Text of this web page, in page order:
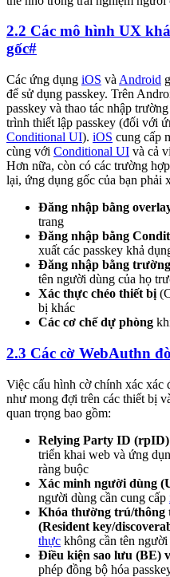
2.2 Các mô hình UX
gốc#
Các ứng dụng iOS và Android
để sử dụng passkey. Trên
passkey và thao tác nhập
trình thiết lập passkey (đối với
Conditional UI). iOS cung cấp
cùng với Conditional UI và cả
Hơn nữa, còn có các trường
lại, ứng dụng gốc của bạn phải
Đăng nhập bằng
trang
Đăng nhập bằng
xuất các passkey khả
Đăng nhập bằng
tên người dùng của họ
Xác thực chéo thiết bị
bị khác
Các cơ chế dự phòng
2.3 Các cờ WebAuthn
Việc cấu hình cờ chính xác xác
như mong đợi trên các thiết bị
quan trọng bao gồm:
Relying Party ID (rpID)
triển khai web và ứng
ràng buộc
Xác minh người dùng
người dùng cần cung cấp
Khóa thường trú/thông
(Resident key/
thực không cần tên
Điều kiện sao lưu (BE)
phép đồng bộ hóa